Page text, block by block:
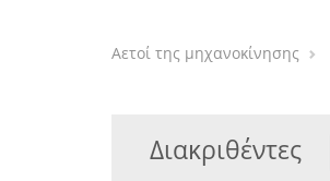
Αετοί της μηχανοκίνησης
Διακριθέντες